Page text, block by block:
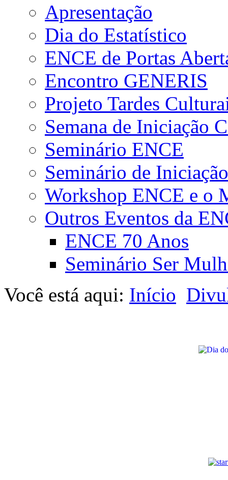
Apresentação
Dia do Estatístico
ENCE de Portas
Encontro GENERIS
Projeto Tardes
Semana de Iniciação
Seminário ENCE
Seminário de
Workshop ENCE e o
Outros Eventos da
ENCE 70 Anos
Seminário Ser
Você está aqui: Início